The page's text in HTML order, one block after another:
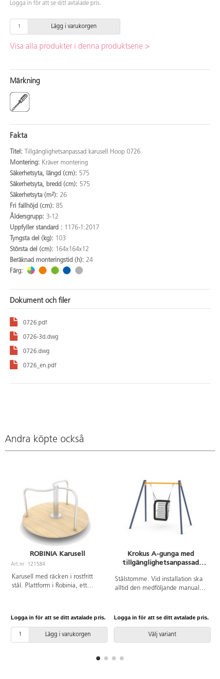
Logga in för att se ditt avtalade pris.
Lägg i varukorgen
Visa alla produkter i denna produktserie >
Märkning
Fakta
Titel:
Tillgänglighetsanpassad karusell Hoop 0726
Montering: Kräver montering
Säkerhetsyta, längd (cm): 575
Säkerhetsyta, bredd (cm): 575
Säkerhetsyta (m²): 26
Fri fallhöjd (cm): 85
Åldersgrupp: 3-12
Uppfyller standard : 1176-1:2017
Tyngsta del (kg): 103
Största del (cm): 164x164x12
Beräknad monteringstid (h): 24
Färg:
Dokument och filer
0726.pdf
0726-3d.dwg
0726.dwg
0726_en.pdf
Andra köpte också
ROBINIA Karusell
Art.nr: 121584
Karusell med räcken i rostfritt
stål. Plattform i Robinia, ett
den medföljande manualen
användas. Den senaste versionen
finns att tillgå på begäran.
Logga in för att se ditt avtalade pris.
Lägg i varukorgen
Krokus A-gunga med
tillgänglighetsanpassad
Stålstomme. Vid installation ska
alltid den medföljande manualen
Leverantörens artikelnummer
markförankring K1.
Logga in för att se ditt avtalade pris.
Välj variant